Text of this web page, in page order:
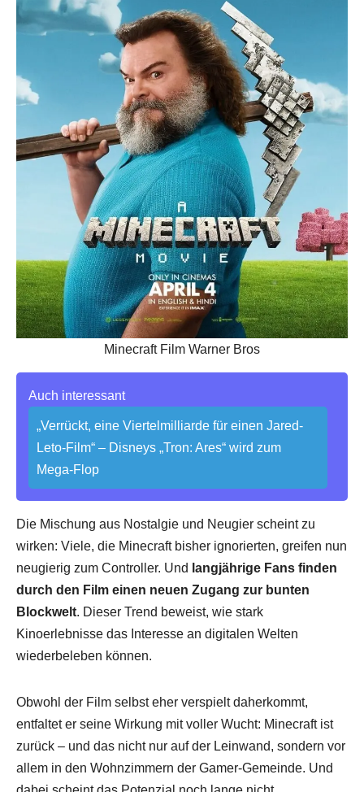
Minecraft Film Warner Bros
Auch interessant
„Verrückt, eine Viertelmilliarde für einen Jared-
Leto-Film“ – Disneys „Tron: Ares“ wird zum
Mega-Flop
Die Mischung aus Nostalgie und Neugier scheint zu
wirken: Viele, die Minecraft bisher ignorierten, greifen nun
neugierig zum Controller. Und langjährige Fans finden
durch den Film einen neuen Zugang zur bunten
Blockwelt. Dieser Trend beweist, wie stark
Kinoerlebnisse das Interesse an digitalen Welten
wiederbeleben können.
Obwohl der Film selbst eher verspielt daherkommt,
entfaltet er seine Wirkung mit voller Wucht: Minecraft ist
zurück – und das nicht nur auf der Leinwand, sondern vor
allem in den Wohnzimmern der Gamer-Gemeinde. Und